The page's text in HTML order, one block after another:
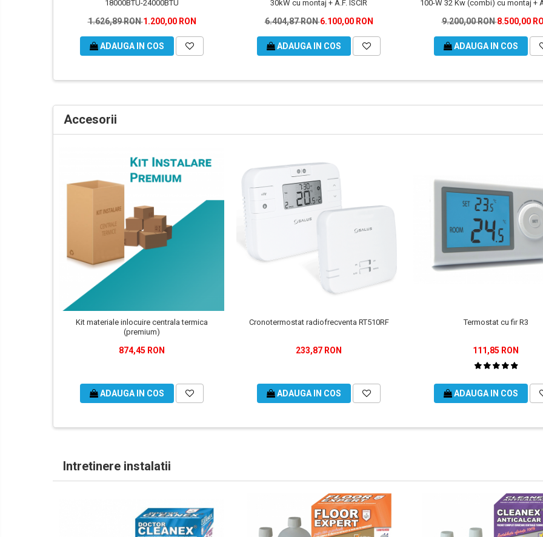
18000BTU-24000BTU
1.626,89 RON1.200,00 RON
ADAUGA IN COS
30kW cu montaj + A.F. ISCIR
6.404,87 RON6.100,00 RON
ADAUGA IN COS
100-W 32 Kw (combi) cu montaj +
9.200,00 RON8.500,00
ADAUGA IN COS
Accesorii
Kit materiale inlocuire centrala termica
(premium)
874,45 RON
ADAUGA IN COS
Cronotermostat radiofrecventa RT510RF
233,87 RON
ADAUGA IN COS
Termostat cu fir R3
111,85 RON
ADAUGA IN COS
Intretinere instalatii